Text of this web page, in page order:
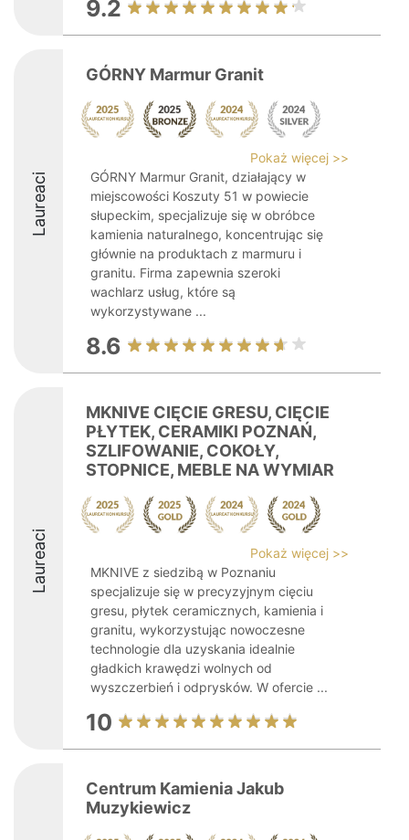
9.2
Laureaci
GÓRNY Marmur Granit
Pokaż więcej >>
GÓRNY Marmur Granit, działający w
miejscowości Koszuty 51 w powiecie
słupeckim, specjalizuje się w obróbce
kamienia naturalnego, koncentrując się
głównie na produktach z marmuru i
granitu. Firma zapewnia szeroki
wachlarz usług, które są
wykorzystywane ...
8.6
Laureaci
MKNIVE CIĘCIE GRESU, CIĘCIE
PŁYTEK, CERAMIKI POZNAŃ,
SZLIFOWANIE, COKOŁY,
STOPNICE, MEBLE NA WYMIAR
Pokaż więcej >>
MKNIVE z siedzibą w Poznaniu
specjalizuje się w precyzyjnym cięciu
gresu, płytek ceramicznych, kamienia i
granitu, wykorzystując nowoczesne
technologie dla uzyskania idealnie
gładkich krawędzi wolnych od
wyszczerbień i odprysków. W ofercie ...
10
Centrum Kamienia Jakub
Muzykiewicz